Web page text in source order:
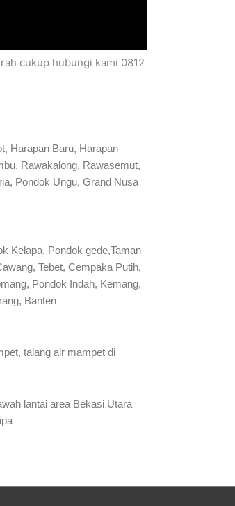
cukup hubungi kami 0812
Harapan Baru, Harapan
Rawakalong, Rawasemut,
Pondok Ungu, Grand Nusa
Kelapa, Pondok gede,Taman
Tebet, Cempaka Putih,
Pondok Indah, Kemang,
Banten
talang air mampet di
lantai area Bekasi Utara